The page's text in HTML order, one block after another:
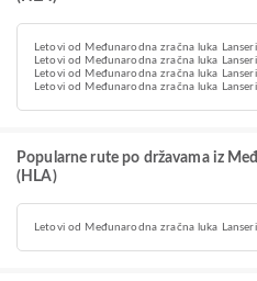
Letovi od Međunarodna zračna luka
Letovi od Međunarodna zračna luka
Letovi od Međunarodna zračna luka
Letovi od Međunarodna zračna luka
Popularne rute po državama iz
(HLA)
Letovi od Međunarodna zračna luka